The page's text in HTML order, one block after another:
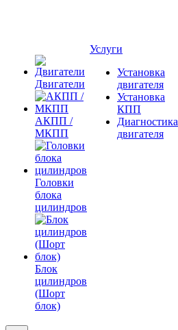
Двигатели
АКПП /
МКПП
Головки
блока
цилиндров
Блок
цилиндров
(Шорт
блок)
Услуги
Установка
двигателя
Установка
КПП
Диагностика
двигателя